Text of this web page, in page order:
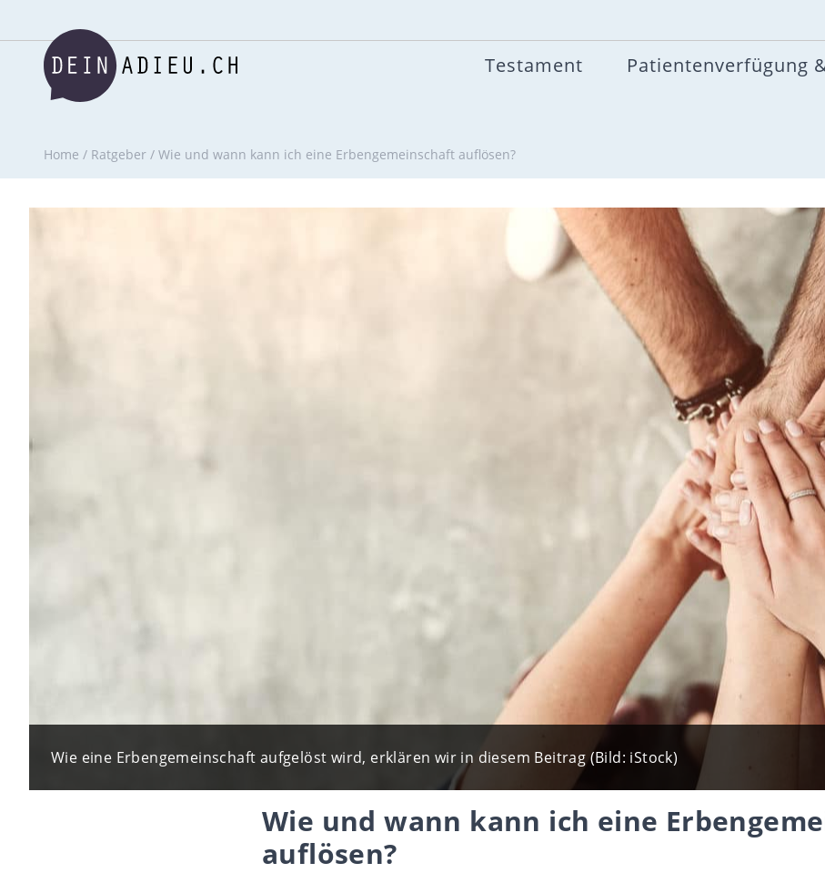
Testament Patientenverfügung
Home / Ratgeber / Wie und wann kann ich eine Erbengemeinschaft auflösen?
Wie eine Erbengemeinschaft aufgelöst wird, erklären wir in diesem Beitrag (Bild: iStock)
Wie und wann kann ich eine
auflösen?